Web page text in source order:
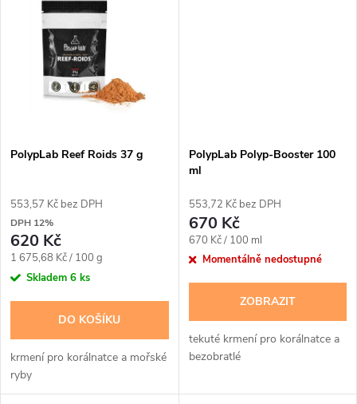
PolypLab Reef Roids 37 g
553,57 Kč bez DPH
DPH 12%
620 Kč
Měrná
cena:
1 675,68 Kč / 100 g
Skladem 6 ks
DO KOŠÍKU
krmení pro korálnatce a mořské
ryby
PolypLab Polyp-Booster 100
ml
553,72 Kč bez DPH
670 Kč
Měrná
cena:
670 Kč / 100 ml
Momentálně nedostupné
ZOBRAZIT
tekuté krmení pro korálnatce a
bezobratlé